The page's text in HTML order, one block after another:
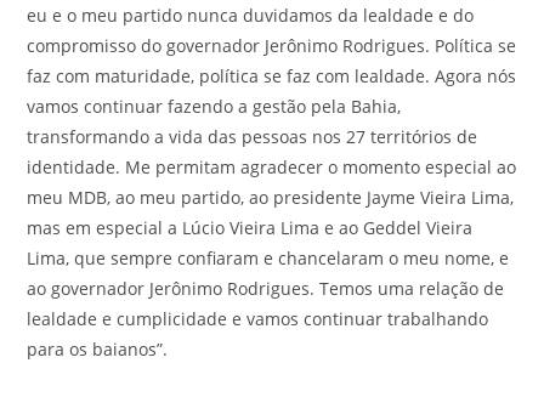
eu e o meu partido nunca duvidamos da lealdade e do
compromisso do governador Jerônimo Rodrigues. Política se
faz com maturidade, política se faz com lealdade. Agora nós
vamos continuar fazendo a gestão pela Bahia,
transformando a vida das pessoas nos 27 territórios de
identidade. Me permitam agradecer o momento especial ao
meu MDB, ao meu partido, ao presidente Jayme Vieira Lima,
mas em especial a Lúcio Vieira Lima e ao Geddel Vieira
Lima, que sempre confiaram e chancelaram o meu nome, e
ao governador Jerônimo Rodrigues. Temos uma relação de
lealdade e cumplicidade e vamos continuar trabalhando
para os baianos”.